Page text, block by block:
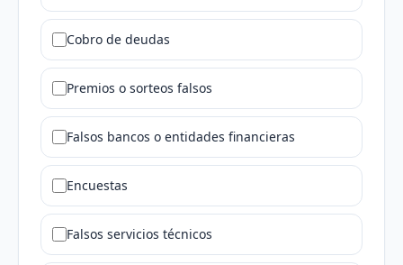
Cobro de deudas
Premios o sorteos falsos
Falsos bancos o entidades financieras
Encuestas
Falsos servicios técnicos